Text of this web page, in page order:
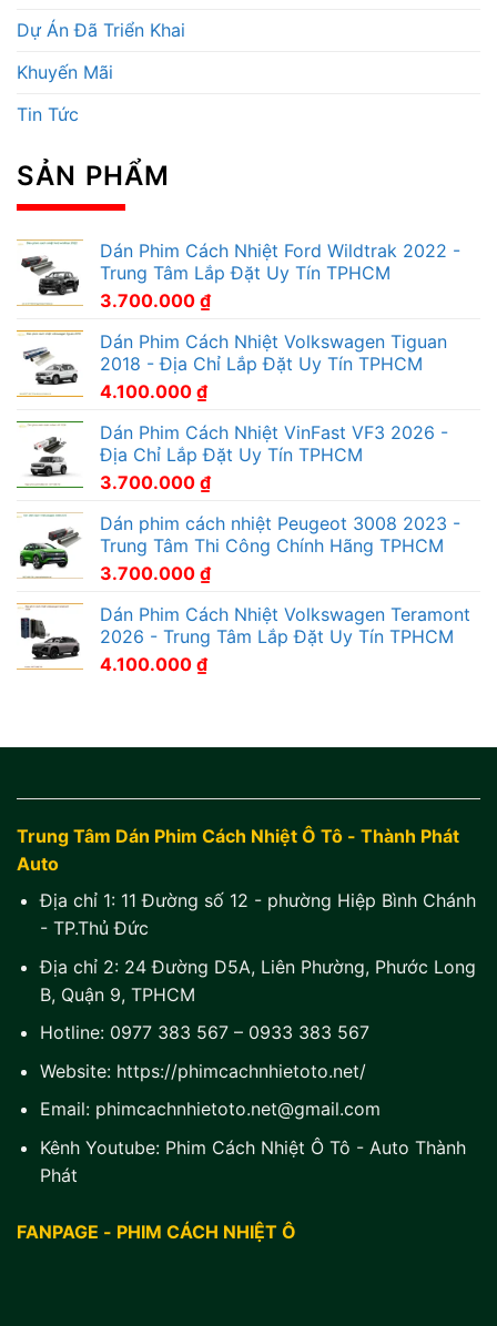
Dự Án Đã Triển Khai
Khuyến Mãi
Tin Tức
SẢN PHẨM
Dán Phim Cách Nhiệt Ford Wildtrak 2022 -
Trung Tâm Lắp Đặt Uy Tín TPHCM
3.700.000 ₫
Dán Phim Cách Nhiệt Volkswagen Tiguan
2018 - Địa Chỉ Lắp Đặt Uy Tín TPHCM
4.100.000 ₫
Dán Phim Cách Nhiệt VinFast VF3 2026 -
Địa Chỉ Lắp Đặt Uy Tín TPHCM
3.700.000 ₫
Dán phim cách nhiệt Peugeot 3008 2023 -
Trung Tâm Thi Công Chính Hãng TPHCM
3.700.000 ₫
Dán Phim Cách Nhiệt Volkswagen Teramont
2026 - Trung Tâm Lắp Đặt Uy Tín TPHCM
4.100.000 ₫
Trung Tâm Dán Phim Cách Nhiệt Ô Tô - Thành Phát
Auto
Địa chỉ 1: 11 Đường số 12 - phường Hiệp Bình Chánh
- TP.Thủ Đức
Địa chỉ 2: 24 Đường D5A, Liên Phường, Phước Long
B, Quận 9, TPHCM
Hotline: 0977 383 567– 0933 383 567
Website: https://phimcachnhietoto.net/
Email: phimcachnhietoto.net@gmail.com
Kênh Youtube: Phim Cách Nhiệt Ô Tô - Auto Thành
Phát
FANPAGE - PHIM CÁCH NHIỆT Ô